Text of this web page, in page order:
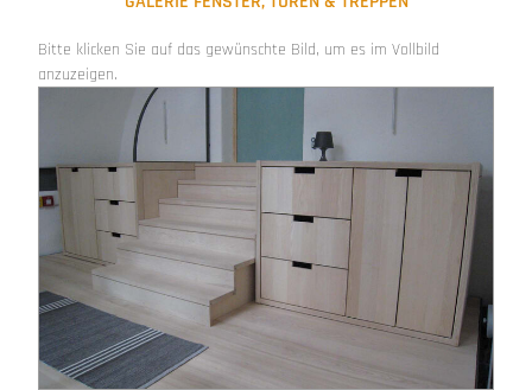
Bitte klicken Sie auf das gewünschte Bild, um es im Vollbild
anzuzeigen.